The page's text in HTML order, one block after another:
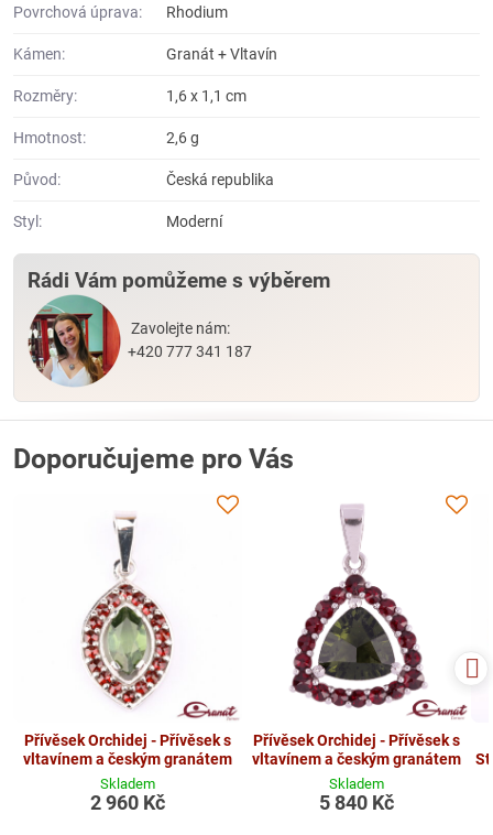
Povrchová úprava: Rhodium
Kámen: Granát + Vltavín
Rozměry: 1,6 x 1,1 cm
Hmotnost: 2,6 g
Původ: Česká republika
Styl: Moderní
Rádi Vám pomůžeme s výběrem
Zavolejte nám:
+420 777 341 187
Doporučujeme pro Vás
Přívěsek Orchidej - Přívěsek s
vltavínem a českým granátem
Skladem
2 960 Kč
Přívěsek Orchidej - Přívěsek s
vltavínem a českým granátem
Skladem
5 840 Kč